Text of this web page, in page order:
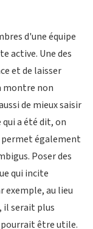
d'une équipe
active. Une des
et de laisser
montre non
de mieux saisir
a été dit, on
également
Poser des
qui incite
exemple, au lieu
il serait plus
pourrait être utile.